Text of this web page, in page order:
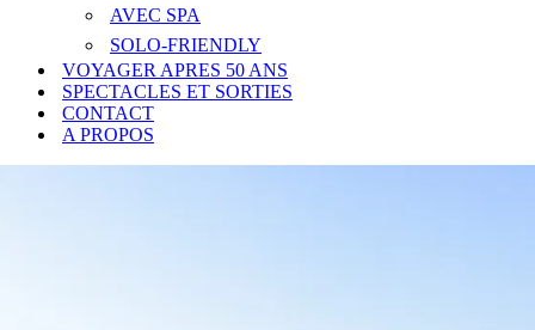
AVEC SPA
SOLO-FRIENDLY
VOYAGER APRES 50 ANS
SPECTACLES ET SORTIES
CONTACT
A PROPOS